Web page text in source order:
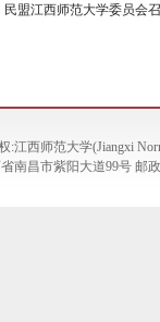
民盟江西师范大学委员会
:江西师范大学(Jiangxi
南昌市紫阳大道99号 邮